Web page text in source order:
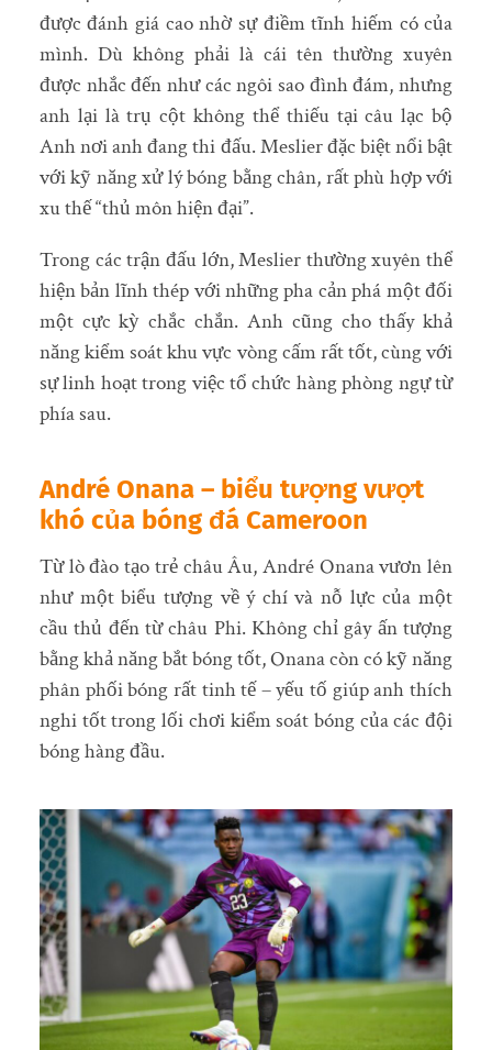
được đánh giá cao nhờ sự điềm tĩnh hiếm có của
mình. Dù không phải là cái tên thường xuyên
được nhắc đến như các ngôi sao đình đám, nhưng
anh lại là trụ cột không thể thiếu tại câu lạc bộ
Anh nơi anh đang thi đấu. Meslier đặc biệt nổi bật
với kỹ năng xử lý bóng bằng chân, rất phù hợp với
xu thế “thủ môn hiện đại”.
Trong các trận đấu lớn, Meslier thường xuyên thể
hiện bản lĩnh thép với những pha cản phá một đối
một cực kỳ chắc chắn. Anh cũng cho thấy khả
năng kiểm soát khu vực vòng cấm rất tốt, cùng với
sự linh hoạt trong việc tổ chức hàng phòng ngự từ
phía sau.
André Onana – biểu tượng vượt
khó của bóng đá Cameroon
Từ lò đào tạo trẻ châu Âu, André Onana vươn lên
như một biểu tượng về ý chí và nỗ lực của một
cầu thủ đến từ châu Phi. Không chỉ gây ấn tượng
bằng khả năng bắt bóng tốt, Onana còn có kỹ năng
phân phối bóng rất tinh tế – yếu tố giúp anh thích
nghi tốt trong lối chơi kiểm soát bóng của các đội
bóng hàng đầu.